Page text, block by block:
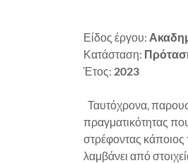
Είδος έργου:
Κατάσταση:
Έτος: 2023
Ταυτόχρονα,
πραγματικότητας
στρέφοντας
λαμβάνει από